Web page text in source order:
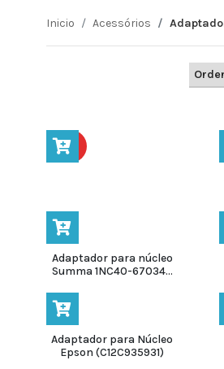
Inicio Acessórios
HOT
Adaptador para núcleo
Summa 1NC40-67034...
Adaptador para Núcleo
Epson (C12C935931)